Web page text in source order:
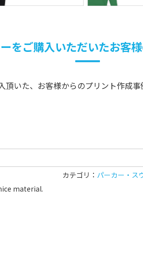
をご購入いただいたお客
頂いた、お客様からのプリント作成
カテゴリ： パーカー・ス
material.